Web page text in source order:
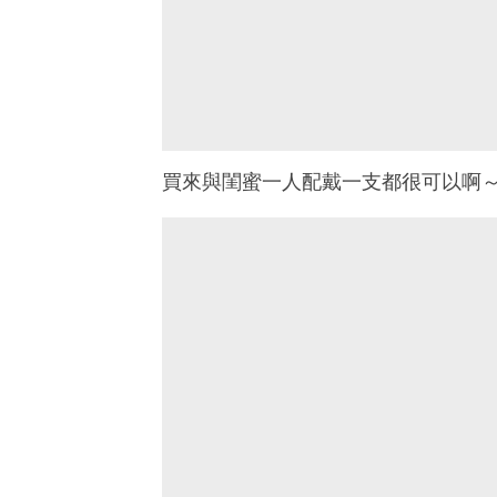
買來與閨蜜一人配戴一支都很可以啊